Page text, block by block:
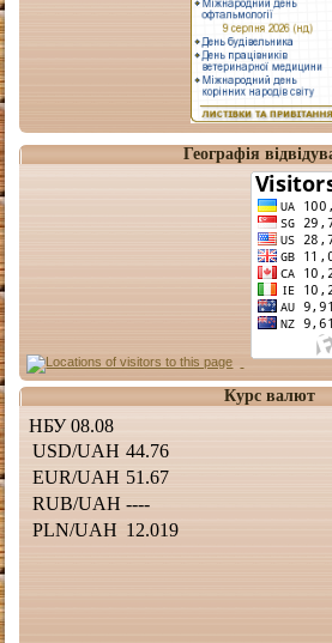
Географія
Курс валют